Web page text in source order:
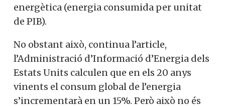
energètica (energia consumida per unitat
de PIB).
No obstant això, continua l’article,
l’Administració d’Informació d’Energia dels
Estats Units calculen que en els 20 anys
vinents el consum global de l’energia
s’incrementarà en un 15%. Però això no és